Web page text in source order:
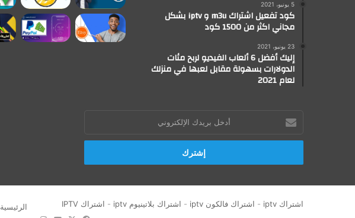
5 يونيو، 2021
كود تفعيل اشتراك m3u و iptv بشكل
مجاني اكثر من 1500 كود
23 يونيو، 2021
إليك أفضل 6 ألعاب الفيديو لربح مئات
الدولارات بسهولة مقابل لعبها في منزلك
لعام 2021
أدخل
بريدك
الإلكتروني
اشتراك iptv - اشتراك فالكون iptv - اشتراك بلاتينيوم iptv - اشتراك IPTV الرئيسية